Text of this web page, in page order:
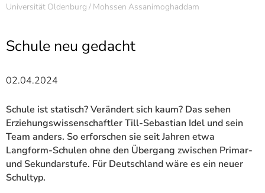
Universität Oldenburg / Mohssen Assanimoghaddam
Schule neu gedacht
02.04.2024
Schule ist statisch? Verändert sich kaum? Das sehen
Erziehungswissenschaftler Till-Sebastian Idel und sein
Team anders. So erforschen sie seit Jahren etwa
Langform-Schulen ohne den Übergang zwischen Primar-
und Sekundarstufe. Für Deutschland wäre es ein neuer
Schultyp.